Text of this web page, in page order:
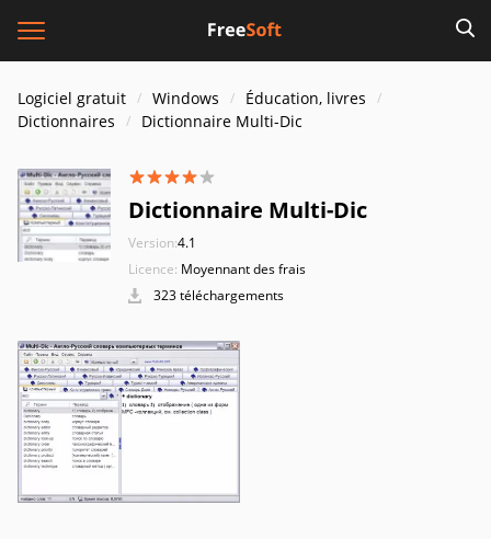
Logiciel gratuit Windows
Éducation, livres
Dictionnaires
Dictionnaire Multi-Dic
Dictionnaire Multi-Dic
Version:4.1
Licence: Moyennant des frais
323 téléchargements